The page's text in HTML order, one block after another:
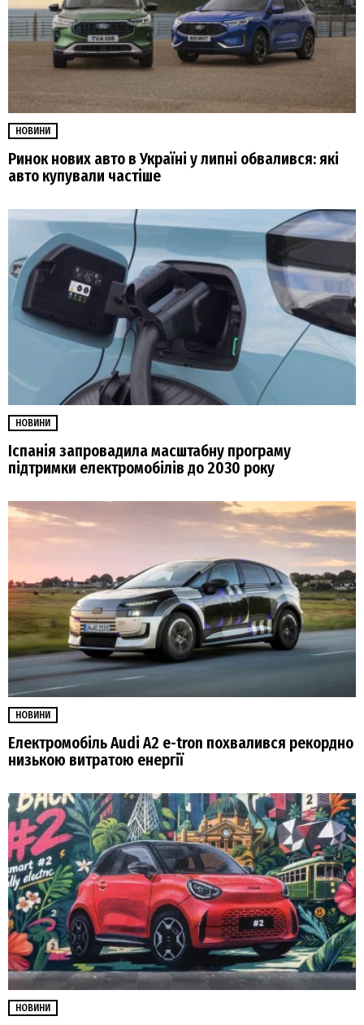
НОВИНИ
Ринок нових авто в Україні у липні обвалився: які
авто купували частіше
НОВИНИ
Іспанія запровадила масштабну програму
підтримки електромобілів до 2030 року
НОВИНИ
Електромобіль Audi A2 e-tron похвалився рекордно
низькою витратою енергії
НОВИНИ